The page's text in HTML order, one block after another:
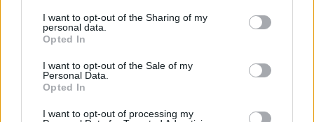
I want to opt-out of the Sharing of my
personal data.
Opted In
I want to opt-out of the Sale of my
Personal Data.
Opted In
I want to opt-out of processing my